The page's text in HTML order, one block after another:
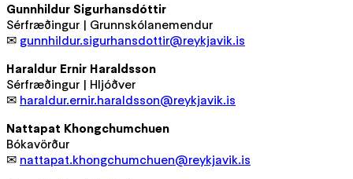
Gunnhildur Sigurhansdóttir
Sérfræðingur | Grunnskólanemendur
✉ gunnhildur.sigurhansdottir@reykjavik.is
Haraldur Ernir Haraldsson
Sérfræðingur | Hljóðver
✉ haraldur.ernir.haraldsson@reykjavik.is
Nattapat Khongchumchuen
Bókavörður
✉ nattapat.khongchumchuen@reykjavik.is